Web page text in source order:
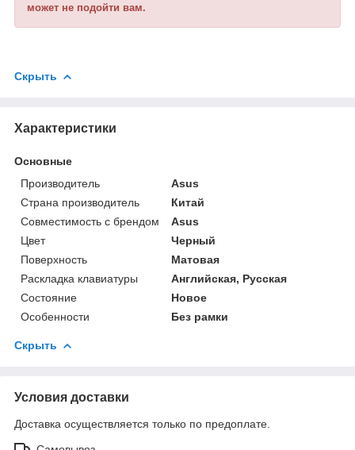
может не подойти вам.
Скрыть
Характеристики
Основные
Производитель
Asus
Страна производитель
Китай
Совместимость с брендом
Asus
Цвет
Черный
Поверхность
Матовая
Раскладка клавиатуры
Английская, Русская
Состояние
Новое
Особенности
Без рамки
Скрыть
Условия доставки
Доставка осуществляется только по предоплате.